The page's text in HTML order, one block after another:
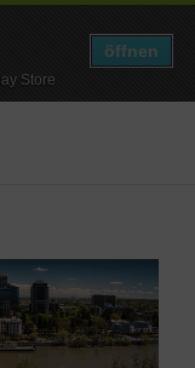
Store
öffnen